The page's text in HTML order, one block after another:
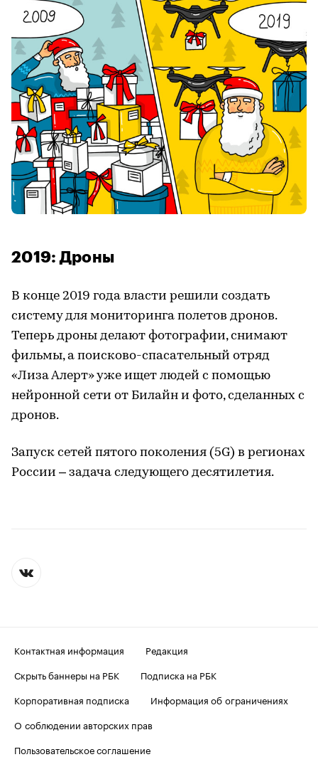
2019: Дроны
В конце 2019 года власти решили создать
систему для мониторинга полетов дронов.
Теперь дроны делают фотографии, снимают
фильмы, а поисково-спасательный отряд
«Лиза Алерт» уже ищет людей с помощью
нейронной сети от Билайн и фото, сделанных с
дронов.
Запуск сетей пятого поколения (5G) в регионах
России – задача следующего десятилетия.
Контактная информация
Редакция
Скрыть баннеры на РБК
Подписка на РБК
Корпоративная подписка
Информация об ограничениях
О соблюдении авторских прав
Пользовательское соглашение